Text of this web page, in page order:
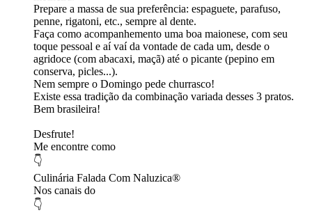
Prepare a massa de sua preferência: espaguete, parafuso,
penne, rigatoni, etc., sempre al dente.
Faça como acompanhemento uma boa maionese, com seu
toque pessoal e aí vaí da vontade de cada um, desde o
agridoce (com abacaxi, maçã) até o picante (pepino em
conserva, picles...).
Nem sempre o Domingo pede churrasco!
Existe essa tradição da combinação variada desses 3 pratos.
Bem brasileira!
Desfrute!
Me encontre como
👇
Culinária Falada Com Naluzica®
Nos canais do
👇